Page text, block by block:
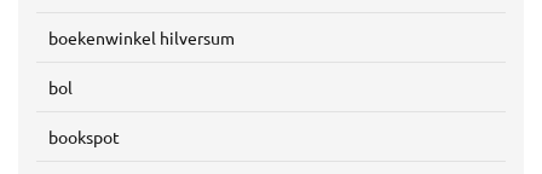
boekenwinkel hilversum
bol
bookspot